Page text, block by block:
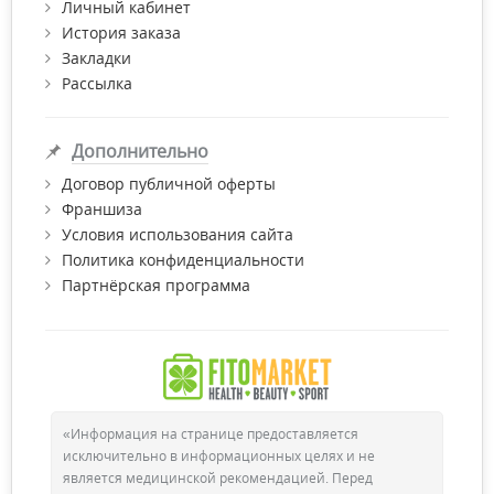
Все товары, представленные в интернет-магазине, имеют
все необходимые сертификаты качества.
Личный кабинет
История заказа
Закладки
Рассылка
Дополнительно
Договор публичной оферты
Франшиза
Условия использования сайта
Политика конфиденциальности
Партнёрская программа
«Информация на странице предоставляется
исключительно в информационных целях и не
является медицинской рекомендацией. Перед